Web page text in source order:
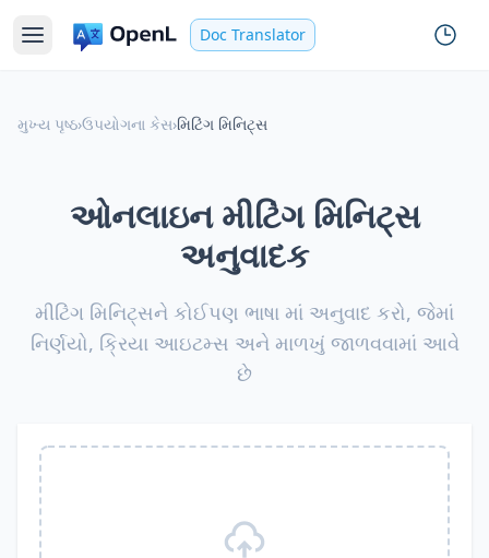
Doc Translator
મુખ્ય પૃષ્ઠ›ઉપયોગના કેસ›મિટિંગ મિનિટ્સ
ઓનલાઇન મીટિંગ મિનિટ્સ
અનુવાદક
મીટિંગ મિનિટ્સને કોઈપણ ભાષા માં અનુવાદ કરો, જેમાં
નિર્ણયો, ક્રિયા આઇટમ્સ અને માળખું જાળવવામાં આવે
છે